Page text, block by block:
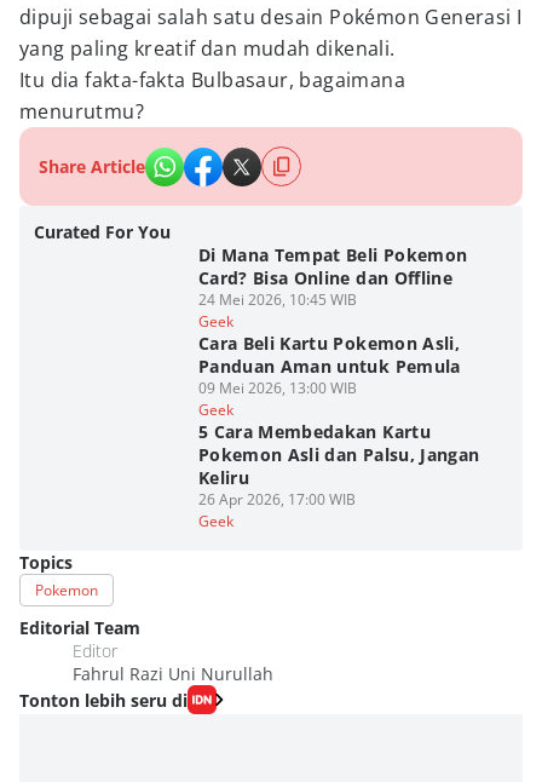
dipuji sebagai salah satu desain Pokémon Generasi I
yang paling kreatif dan mudah dikenali.
Itu dia fakta-fakta Bulbasaur, bagaimana
menurutmu?
Share Article
Curated For You
Di Mana Tempat Beli Pokemon
Card? Bisa Online dan Offline
24 Mei 2026, 10:45 WIB
Geek
Cara Beli Kartu Pokemon Asli,
Panduan Aman untuk Pemula
09 Mei 2026, 13:00 WIB
Geek
5 Cara Membedakan Kartu
Pokemon Asli dan Palsu, Jangan
Keliru
26 Apr 2026, 17:00 WIB
Geek
Topics
Pokemon
Editorial Team
Editor
Fahrul Razi Uni Nurullah
Tonton lebih seru di